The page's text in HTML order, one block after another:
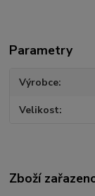
Parametry
Výrobce
Velikost
Zboží